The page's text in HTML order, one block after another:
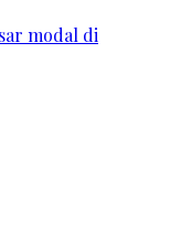
modal di